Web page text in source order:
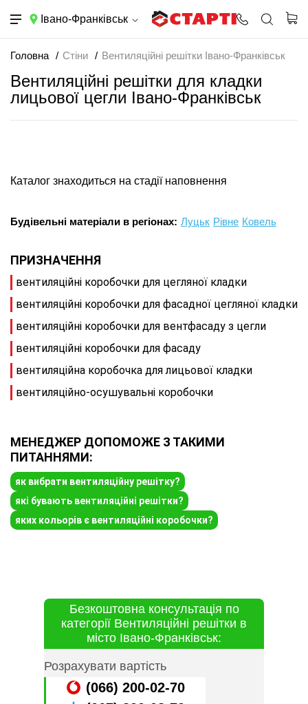
Івано-Франківськ
Головна Стіни Вентиляційні решітки Івано-Франківськ
Вентиляційні решітки для кладки
лицьової цегли Івано-Франківськ
Каталог знаходиться на стадії наповнення
Будівельні матеріали в регіонах: Луцьк Рівне Ковель
ПРИЗНАЧЕННЯ
вентиляційні коробочки для цегляної кладки
вентиляційні коробочки для фасадної цегляної кладки
вентиляційні коробочки для вентфасаду з цегли
вентиляційні коробочки для фасаду
вентиляційна коробочка для лицьової кладки
вентиляційно-осушувальні коробочки
МЕНЕДЖЕР ДОПОМОЖЕ З ТАКИМИ
ПИТАННЯМИ:
як вибрати вентиляційну решітку?
які бувають вентиляційні решітки?
яких кольорів є вентиляційні коробочки?
Безкоштовна консультація по
категорії Вентиляційні решітки в
місто Івано-Франківськ:
Розрахувати вартість
(066) 200-02-70